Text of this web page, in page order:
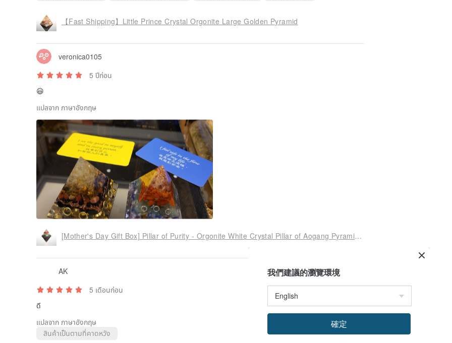
【Fast Shipping】Little Prince Crystal Orgonite Large Golden Pyramid
veronica0105
5 ปีก่อน
😃
แปลจาก ภาษาอังกฤษ
[Mother's Day Gift Box] Pillar of Purity - Orgonite White Crystal Pillar of Aogang Pyramid Healing and Purifying
AK
5 เดือนก่อน
ดี
แปลจาก ภาษาอังกฤษ
สินค้าเป็นตามที่คาดหวัง
我們建議的瀏覽環境
確定